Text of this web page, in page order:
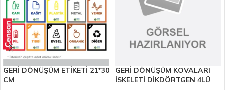
GERİ DÖNÜŞÜM ETİKETİ 21*30
CM
GERİ DÖNÜŞÜM KOVALARI
İSKELETİ DİKDÖRTGEN 4LÜ